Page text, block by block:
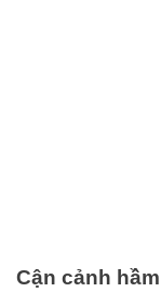
Cận cảnh